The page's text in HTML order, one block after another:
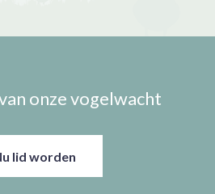
onze vogelwacht
lid worden